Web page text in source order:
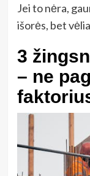
Jei to nėra,
išorės, bet
3
– ne